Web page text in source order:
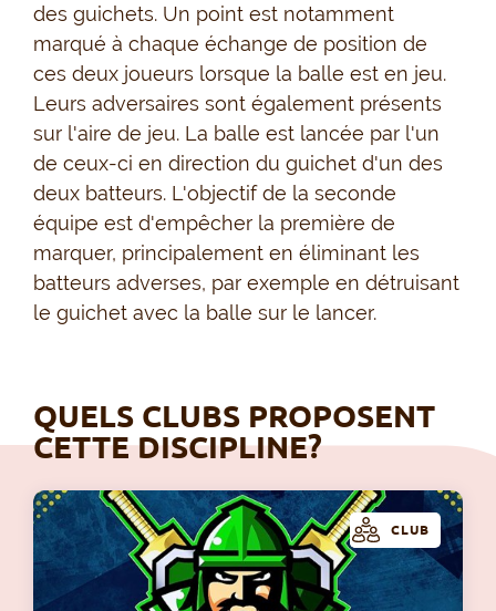
des guichets. Un point est notamment
marqué à chaque échange de position de
ces deux joueurs lorsque la balle est en jeu.
Leurs adversaires sont également présents
sur l'aire de jeu. La balle est lancée par l'un
de ceux-ci en direction du guichet d'un des
deux batteurs. L'objectif de la seconde
équipe est d'empêcher la première de
marquer, principalement en éliminant les
batteurs adverses, par exemple en détruisant
le guichet avec la balle sur le lancer.
QUELS CLUBS PROPOSENT
CETTE DISCIPLINE?
CLUB